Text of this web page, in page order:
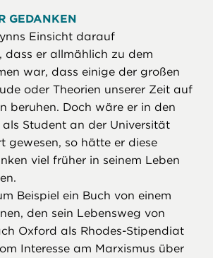
GEDANKEN
Einsicht darauf
dass er allmählich zu dem
war, dass einige der großen
oder Theorien unserer Zeit auf
beruhen. Doch wäre er in den
als Student an der Universität
gewesen, so hätte er diese
viel früher in seinem Leben
Beispiel ein Buch von einem
den sein Lebensweg von
Oxford als Rhodes-Stipendiat
Interesse am Marxismus über